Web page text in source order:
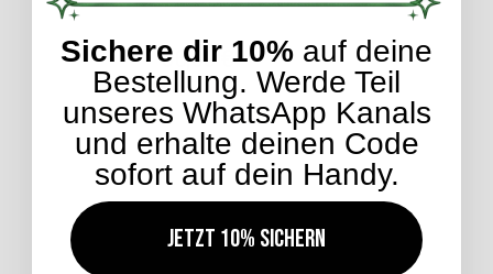
36,99 €*
Kunden-Favorit
Lieferzeit: ca. 5-7 Werktage
Sichere dir 10% auf deine
Bestellung. Werde Teil
unseres WhatsApp Kanals
und erhalte deinen Code
sofort auf dein Handy.
Jetzt 10% sichern